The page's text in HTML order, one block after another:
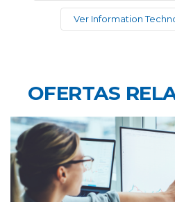
Ver Information
OFERTAS